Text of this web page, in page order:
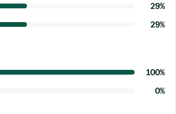
29%
29%
100%
0%